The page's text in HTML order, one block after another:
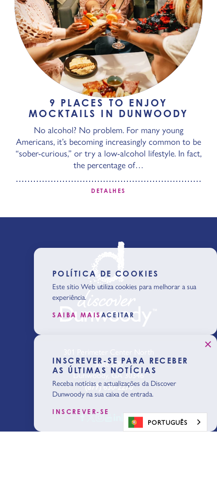
9 PLACES TO ENJOY
MOCKTAILS IN DUNWOODY
No alcohol? No problem. For many young
Americans, it’s becoming increasingly common to be
“sober-curious,” or try a low-alcohol lifestyle. In fact,
the percentage of…
DETALHES
Suite 200
Dunwoody, GA 30346
(877) 630-2270
POLÍTICA DE COOKIES
Este sítio Web utiliza cookies para melhorar a sua
experiência.
SAIBA MAIS ACEITAR
INSCREVER-SE PARA RECEBER
AS ÚLTIMAS NOTÍCIAS
Receba notícias e actualizações da Discover
Dunwoody na sua caixa de entrada.
INSCREVER-SE
PORTUGUÊS